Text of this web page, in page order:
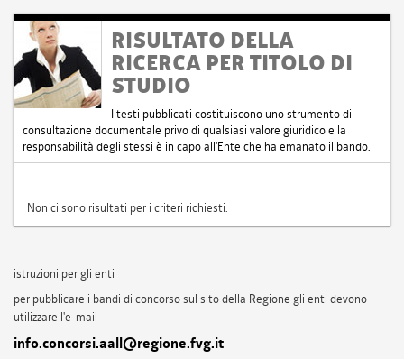
RISULTATO DELLA
RICERCA PER TITOLO DI
STUDIO
I testi pubblicati costituiscono uno strumento di
consultazione documentale privo di qualsiasi valore giuridico e la
responsabilità degli stessi è in capo all'Ente che ha emanato il bando.
Non ci sono risultati per i criteri richiesti.
istruzioni per gli enti
per pubblicare i bandi di concorso sul sito della Regione gli enti devono
utilizzare l'e-mail
info.concorsi.aall@regione.fvg.it